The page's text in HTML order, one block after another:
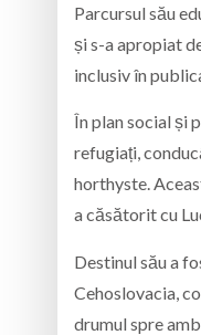
Parcursul său
și s-a apropiat
inclusiv în
În plan social și
refugiați,
horthyste.
a căsătorit cu
Destinul său a
Cehoslovacia,
drumul spre